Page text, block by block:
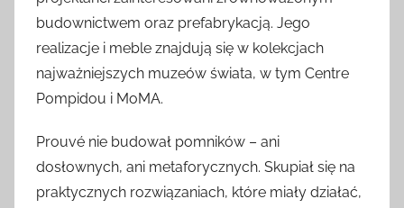
budownictwem oraz prefabrykacją. Jego
realizacje i meble znajdują się w kolekcjach
najważniejszych muzeów świata, w tym Centre
Pompidou i MoMA.
Prouvé nie budował pomników – ani
dosłownych, ani metaforycznych. Skupiał się na
praktycznych rozwiązaniach, które miały działać,